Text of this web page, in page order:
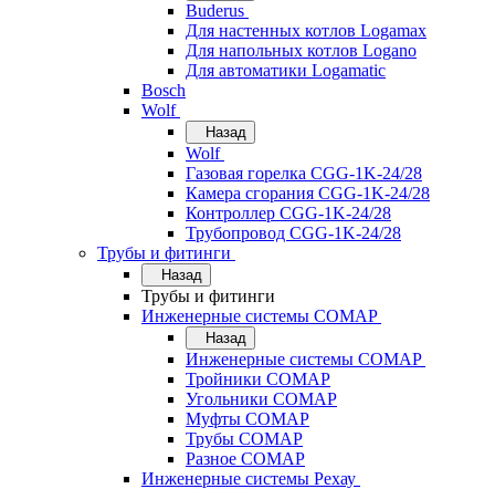
Buderus
Для настенных котлов Logamax
Для напольных котлов Logano
Для автоматики Logamatic
Bosch
Wolf
Назад
Wolf
Газовая горелка CGG-1K-24/28
Камера сгорания CGG-1K-24/28
Контроллер CGG-1K-24/28
Трубопровод CGG-1K-24/28
Трубы и фитинги
Назад
Трубы и фитинги
Инженерные системы COMAP
Назад
Инженерные системы COMAP
Тройники COMAP
Угольники COMAP
Муфты COMAP
Трубы COMAP
Разное COMAP
Инженерные системы Рехау